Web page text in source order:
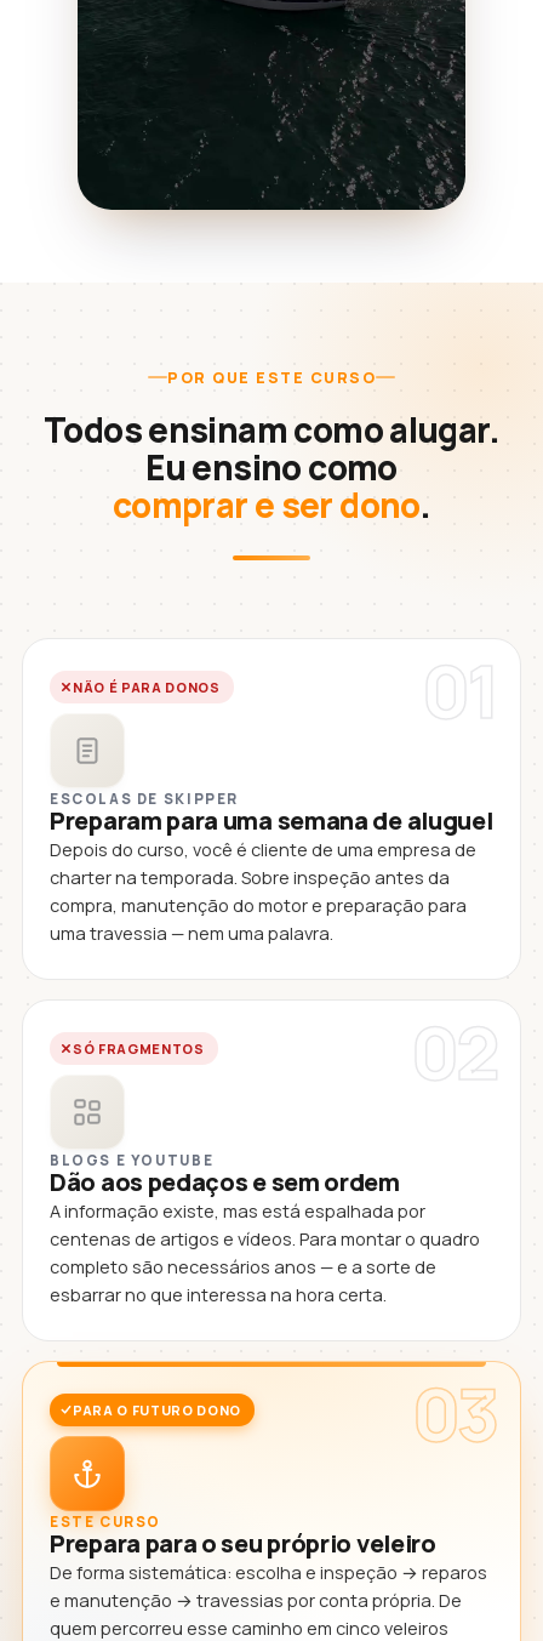
POR QUE ESTE CURSO
Todos ensinam como alugar.
Eu ensino como
comprar e ser dono.
01
NÃO É PARA DONOS
ESCOLAS DE SKIPPER
Preparam para uma semana de aluguel
Depois do curso, você é cliente de uma empresa de
charter na temporada. Sobre inspeção antes da
compra, manutenção do motor e preparação para
uma travessia — nem uma palavra.
02
SÓ FRAGMENTOS
BLOGS E YOUTUBE
Dão aos pedaços e sem ordem
A informação existe, mas está espalhada por
centenas de artigos e vídeos. Para montar o quadro
completo são necessários anos — e a sorte de
esbarrar no que interessa na hora certa.
03
PARA O FUTURO DONO
ESTE CURSO
Prepara para o seu próprio veleiro
De forma sistemática: escolha e inspeção → reparos
e manutenção → travessias por conta própria. De
quem percorreu esse caminho em cinco veleiros